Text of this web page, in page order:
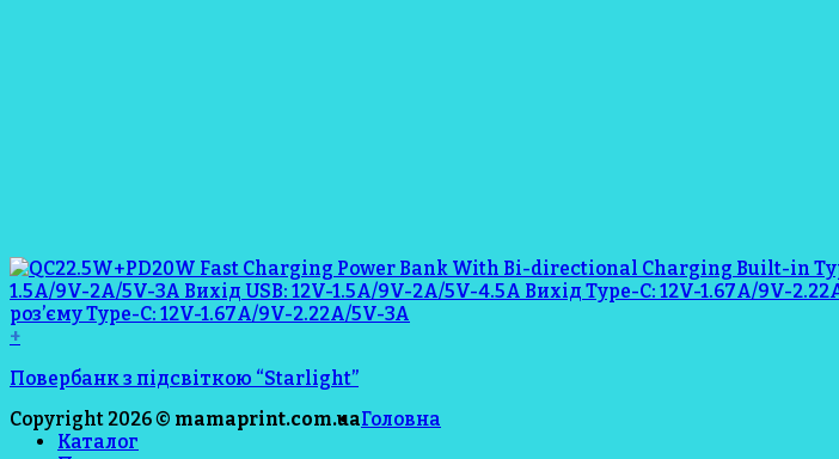
+
Повербанк з підсвіткою “Starlight”
Copyright 2026 © mamaprint.com.uaГоловна
Каталог